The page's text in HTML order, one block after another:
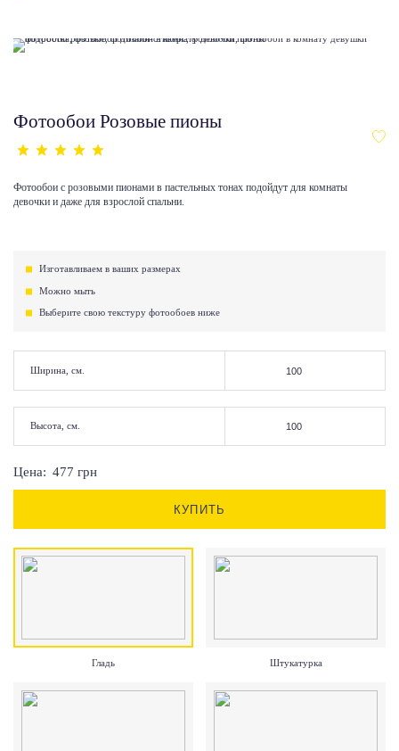
Фотообои Розовые пионы
Фотообои с розовыми пионами в пастельных тонах подойдут для комнаты
девочки и даже для взрослой спальни.
Изготавливаем в ваших размерах
Можно мыть
Выберите свою текстуру фотообоев ниже
Ширина, см.
Высота, см.
Цена: 477 грн
КУПИТЬ
Гладь Штукатурка